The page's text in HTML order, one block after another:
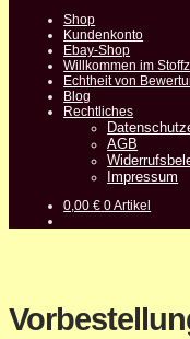
Shop
Kundenkonto
Ebay-Shop
Willkommen im
Echtheit von
Blog
Rechtliches
AGB
Impressum
0,00€ 0 Artikel